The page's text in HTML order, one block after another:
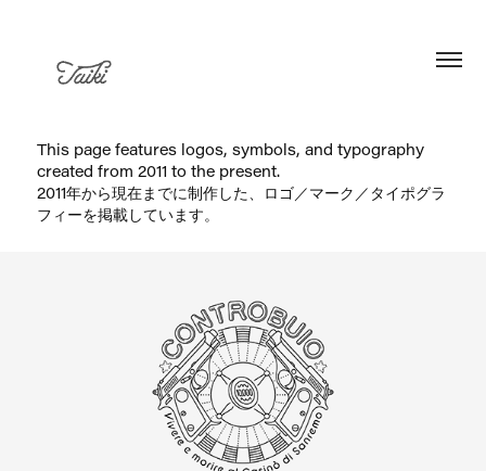
This page features logos, symbols, and typography
created from 2011 to the present.
2011年から現在までに制作した、ロゴ／マーク／タイポグラ
フィーを掲載しています。